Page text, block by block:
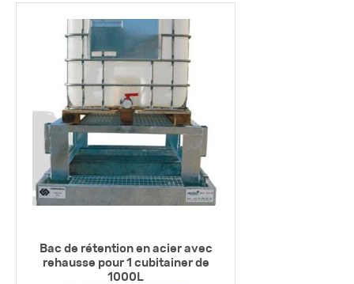
Bac de rétention en acier avec
rehausse pour 1 cubitainer de
1000L